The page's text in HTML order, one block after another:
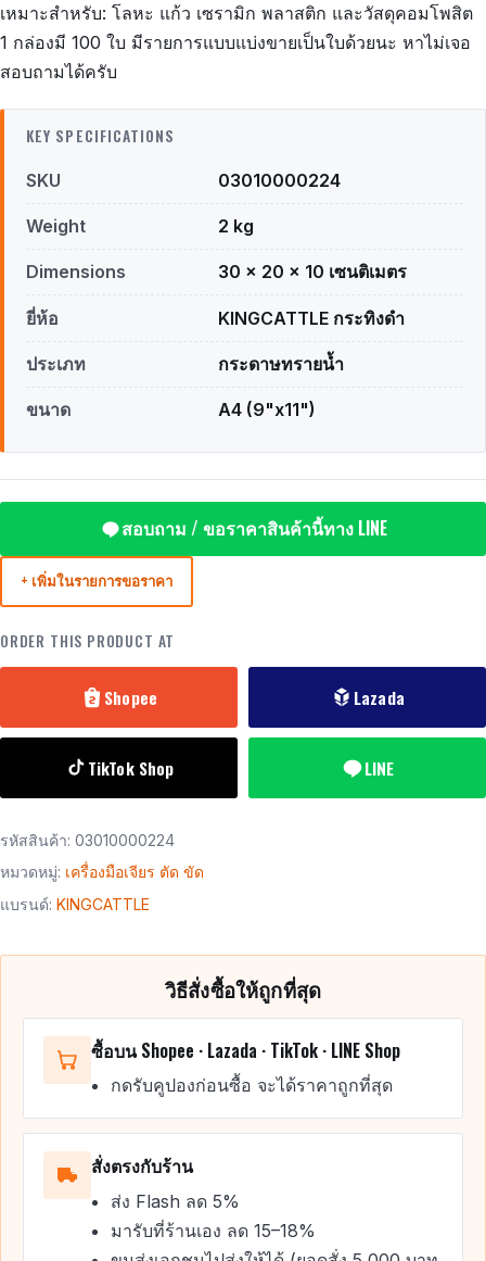
เหมาะสำหรับ: โลหะ แก้ว เซรามิก พลาสติก และวัสดุคอมโพสิต
1 กล่องมี 100 ใบ มีรายการแบบแบ่งขายเป็นใบด้วยนะ หาไม่เจอ
สอบถามได้ครับ
KEY SPECIFICATIONS
SKU 03010000224
Weight 2 kg
Dimensions 30 × 20 × 10 เซนติเมตร
ยี่ห้อ KINGCATTLE กระทิงดำ
ประเภท กระดาษทรายน้ำ
ขนาด A4 (9"x11")
สอบถาม / ขอราคาสินค้านี้ทาง LINE
+ เพิ่มในรายการขอราคา
ORDER THIS PRODUCT AT
Shopee Lazada
TikTok Shop LINE
รหัสสินค้า: 03010000224
หมวดหมู่: เครื่องมือเจียร ตัด ขัด
แบรนด์: KINGCATTLE
วิธีสั่งซื้อให้ถูกที่สุด
ซื้อบน Shopee · Lazada · TikTok · LINE Shop
กดรับคูปองก่อนซื้อ จะได้ราคาถูกที่สุด
สั่งตรงกับร้าน
ส่ง Flash ลด 5%
มารับที่ร้านเอง ลด 15–18%